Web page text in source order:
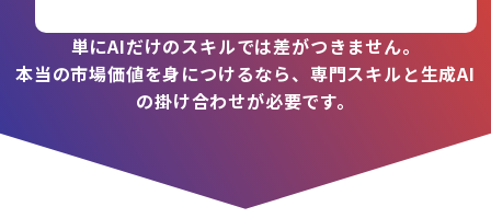
単にAIだけのスキルでは差がつきません。
本当の市場価値を身につけるなら、専門スキルと生成AI
の掛け合わせが必要です。